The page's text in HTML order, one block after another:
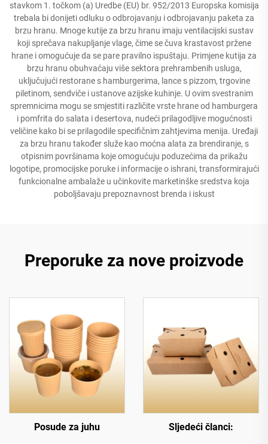
stavkom 1. točkom (a) Uredbe (EU) br. 952/2013 Europska komisija
trebala bi donijeti odluku o odbrojavanju i odbrojavanju paketa za
brzu hranu. Mnoge kutije za brzu hranu imaju ventilacijski sustav
koji sprečava nakupljanje vlage, čime se čuva krastavost pržene
hrane i omogućuje da se pare pravilno ispuštaju. Primjene kutija za
brzu hranu obuhvaćaju više sektora prehrambenih usluga,
uključujući restorane s hamburgerima, lance s pizzom, trgovine
piletinom, sendviče i ustanove azijske kuhinje. U ovim svestranim
spremnicima mogu se smjestiti različite vrste hrane od hamburgera
i pomfrita do salata i desertova, nudeći prilagodljive mogućnosti
veličine kako bi se prilagodile specifičnim zahtjevima menija. Uređaji
za brzu hranu također služe kao moćna alata za brendiranje, s
otpisnim površinama koje omogućuju poduzećima da prikažu
logotipe, promocijske poruke i informacije o ishrani, transformirajući
funkcionalne ambalaže u učinkovite marketinške sredstva koja
poboljšavaju prepoznavnost brenda i iskust
Preporuke za nove proizvode
Posude za juhu Sljedeći članci: